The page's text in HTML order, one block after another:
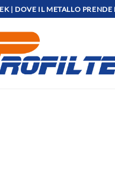
| DOVE IL METALLO